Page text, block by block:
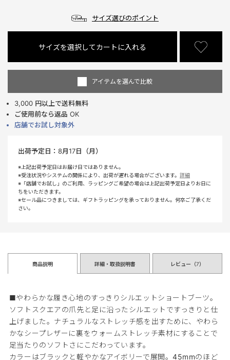
サイズ選びのポイント
サイズを選択してカートに入れる
アイテムを選んで比較
3,000 円以上で送料無料
ご使用前なら返品 OK
店舗でお試し対象外
出荷予定日： 8月17日（月）
※上記出荷予定日はお届け日ではありません。
※受注状況やシステムの関係により、出荷が遅れる場合がございます。 詳細
※「店舗でお試し」のご利用、ラッピングご希望の場合は上記出荷予定日よりお日に
ちをいただきます。
※セール品につきましては、ギフトラッピングを承っておりません。何卒ご了承くだ
さい。
商品説明 詳細・取扱説明書 レビュー（7）
■やわらかな履き心地のすっきりシルエットショートブーツ。
ソフトスクエアの爪先と足に沿ったシルエットですっきりと仕
上げました。ナチュラルなストレッチ感を出すために、やわら
かなシープレザーに裏をウォームストレッチ素材にすることで
足当たりのソフトさにこだわっています。
カラーはブラックと軽やかなアイボリーで展開。45mmのほど